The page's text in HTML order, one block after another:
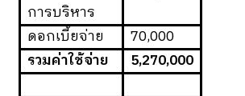
การบริหาร
ดอกเบี้ยจ่าย
70,000
รวมค่าใช้จ่าย
5,270,000